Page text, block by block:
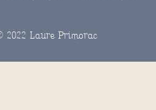
2022 Laure Primorac